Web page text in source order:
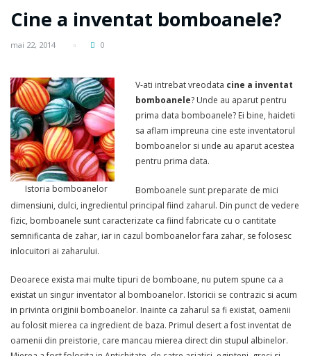
Cine a inventat bomboanele?
mai 22, 2014 0
Istoria bomboanelor
V-ati intrebat vreodata cine a inventat
bomboanele? Unde au aparut pentru
prima data bomboanele? Ei bine, haideti
sa aflam impreuna cine este inventatorul
bomboanelor si unde au aparut acestea
pentru prima data.
Bomboanele sunt preparate de mici
dimensiuni, dulci, ingredientul principal fiind zaharul. Din punct de vedere
fizic, bomboanele sunt caracterizate ca fiind fabricate cu o cantitate
semnificanta de zahar, iar in cazul bomboanelor fara zahar, se folosesc
inlocuitori ai zaharului.
Deoarece exista mai multe tipuri de bomboane, nu putem spune ca a
existat un singur inventator al bomboanelor. Istoricii se contrazic si acum
in privinta originii bomboanelor. Inainte ca zaharul sa fi existat, oamenii
au folosit mierea ca ingredient de baza. Primul desert a fost inventat de
oamenii din preistorie, care mancau mierea direct din stupul albinelor.